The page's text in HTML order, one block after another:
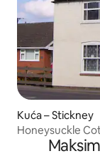
Kuća – Stickney
Honeysuckle